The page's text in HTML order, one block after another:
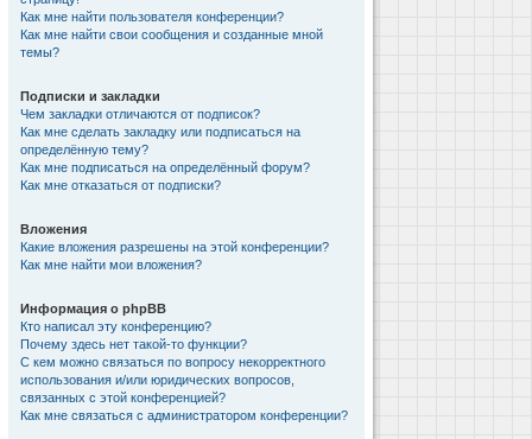
Как мне найти пользователя конференции?
Как мне найти свои сообщения и созданные мной
темы?
Подписки и закладки
Чем закладки отличаются от подписок?
Как мне сделать закладку или подписаться на
определённую тему?
Как мне подписаться на определённый форум?
Как мне отказаться от подписки?
Вложения
Какие вложения разрешены на этой конференции?
Как мне найти мои вложения?
Информация о phpBB
Кто написал эту конференцию?
Почему здесь нет такой-то функции?
С кем можно связаться по вопросу некорректного
использования и/или юридических вопросов,
связанных с этой конференцией?
Как мне связаться с администратором конференции?